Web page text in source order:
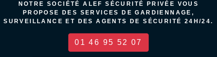
NOTRE SOCIÉTÉ ALEF SÉCURITÉ PRIVÉE VOUS
PROPOSE DES SERVICES DE GARDIENNAGE,
SURVEILLANCE ET DES AGENTS DE SÉCURITÉ 24H/24.
01 46 95 52 07